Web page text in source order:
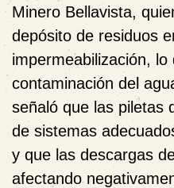
Minero Bellavista,
depósito de residuos
impermeabilización,
contaminación del
señaló que las piletas
de sistemas
y que las descargas
afectando